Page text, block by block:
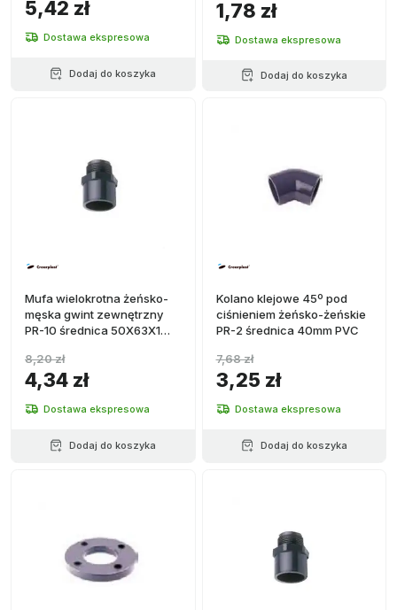
5,42 zł
Dostawa ekspresowa
Dodaj do koszyka
1,78 zł
Dostawa ekspresowa
Dodaj do koszyka
Mufa wielokrotna żeńsko-
męska gwint zewnętrzny
PR-10 średnica 50X63X1
4,34 zł
8,20 zł
Dostawa ekspresowa
Dodaj do koszyka
Kolano klejowe 45º pod
ciśnieniem żeńsko-żeńskie
PR-2 średnica 40mm PVC
3,25 zł
7,68 zł
Dostawa ekspresowa
Dodaj do koszyka